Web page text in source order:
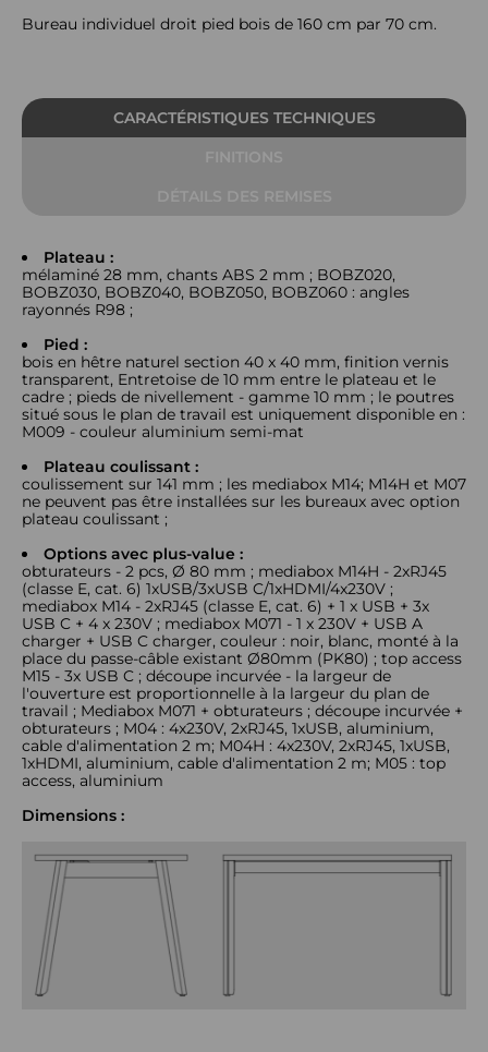
Bureau individuel droit pied bois de 160 cm par 70 cm.
CARACTÉRISTIQUES TECHNIQUES
Plateau :
mélaminé 28 mm, chants ABS 2 mm ; BOBZ020,
BOBZ030, BOBZ040, BOBZ050, BOBZ060 : angles
rayonnés R98 ;
Pied :
bois en hêtre naturel section 40 x 40 mm, finition vernis
transparent, Entretoise de 10 mm entre le plateau et le
cadre ; pieds de nivellement - gamme 10 mm ; le poutres
situé sous le plan de travail est uniquement disponible en :
M009 - couleur aluminium semi-mat
Plateau coulissant :
coulissement sur 141 mm ; les mediabox M14; M14H et M07
ne peuvent pas être installées sur les bureaux avec option
plateau coulissant ;
Options avec plus-value :
obturateurs - 2 pcs, Ø 80 mm ; mediabox M14H - 2xRJ45
(classe E, cat. 6) 1xUSB/3xUSB C/1xHDMI/4x230V ;
mediabox M14 - 2xRJ45 (classe E, cat. 6) + 1 x USB + 3x
USB C + 4 x 230V ; mediabox M071 - 1 x 230V + USB A
charger + USB C charger, couleur : noir, blanc, monté à la
place du passe-câble existant Ø80mm (PK80) ; top access
M15 - 3x USB C ; découpe incurvée - la largeur de
l'ouverture est proportionnelle à la largeur du plan de
travail ; Mediabox M071 + obturateurs ; découpe incurvée +
obturateurs ; M04 : 4x230V, 2xRJ45, 1xUSB, aluminium,
cable d'alimentation 2 m; M04H : 4x230V, 2xRJ45, 1xUSB,
1xHDMI, aluminium, cable d'alimentation 2 m; M05 : top
access, aluminium
Dimensions :